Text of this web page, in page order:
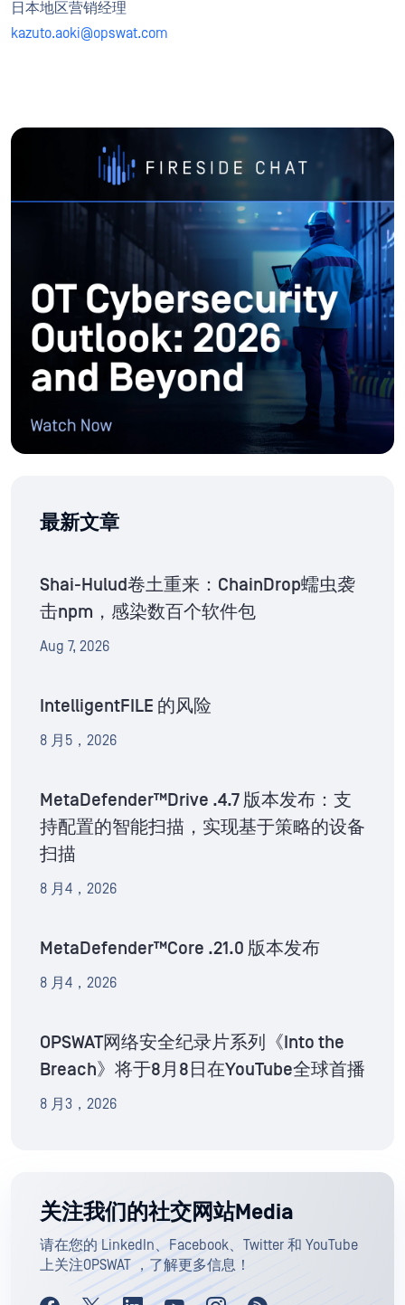
日本地区营销经理
kazuto.aoki@opswat.com
最新文章
Shai-Hulud卷土重来：ChainDrop蠕虫袭
击npm，感染数百个软件包
Aug 7, 2026
IntelligentFILE 的风险
8 月5，2026
MetaDefender™Drive .4.7 版本发布：支
持配置的智能扫描，实现基于策略的设备
扫描
8 月4，2026
MetaDefender™Core .21.0 版本发布
8 月4，2026
OPSWAT网络安全纪录片系列《Into the
Breach》将于8月8日在YouTube全球首播
8 月3，2026
关注我们的社交网站Media
请在您的 LinkedIn、Facebook、Twitter 和 YouTube
上关注OPSWAT ，了解更多信息！